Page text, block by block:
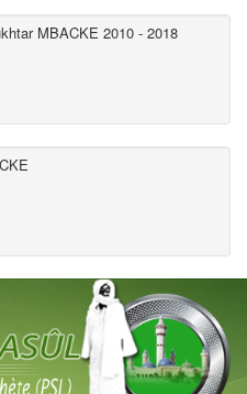
MBACKE 2010 - 2018